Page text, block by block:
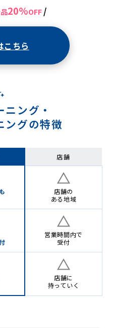
20%OFF /
こちら
ング・
ングの特徴
店舗
店舗の
ある地域
営業時間内で
受付
店舗に
持っていく